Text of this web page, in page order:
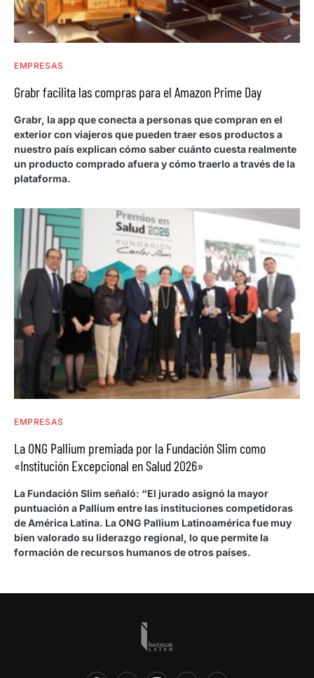
EMPRESAS
Grabr facilita las compras para el Amazon Prime Day
Grabr, la app que conecta a personas que compran en el
exterior con viajeros que pueden traer esos productos a
nuestro país explican cómo saber cuánto cuesta realmente
un producto comprado afuera y cómo traerlo a través de la
plataforma.
EMPRESAS
La ONG Pallium premiada por la Fundación Slim como
«Institución Excepcional en Salud 2026»
La Fundación Slim señaló: “El jurado asignó la mayor
puntuación a Pallium entre las instituciones competidoras
de América Latina. La ONG Pallium Latinoamérica fue muy
bien valorado su liderazgo regional, lo que permite la
formación de recursos humanos de otros países.